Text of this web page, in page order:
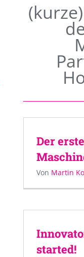
Der
Von Martin
started!